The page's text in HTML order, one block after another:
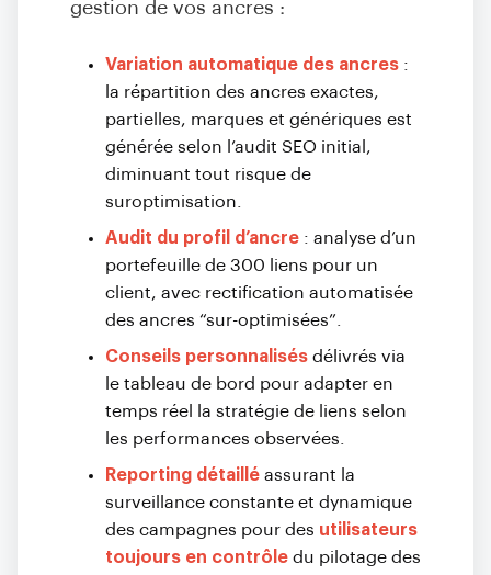
gestion de vos ancres :
Variation automatique des ancres :
la répartition des ancres exactes,
partielles, marques et génériques est
générée selon l’audit SEO initial,
diminuant tout risque de
suroptimisation.
Audit du profil d’ancre : analyse d’un
portefeuille de 300 liens pour un
client, avec rectification automatisée
des ancres “sur-optimisées”.
Conseils personnalisés délivrés via
le tableau de bord pour adapter en
temps réel la stratégie de liens selon
les performances observées.
Reporting détaillé assurant la
surveillance constante et dynamique
des campagnes pour des utilisateurs
toujours en contrôle du pilotage des